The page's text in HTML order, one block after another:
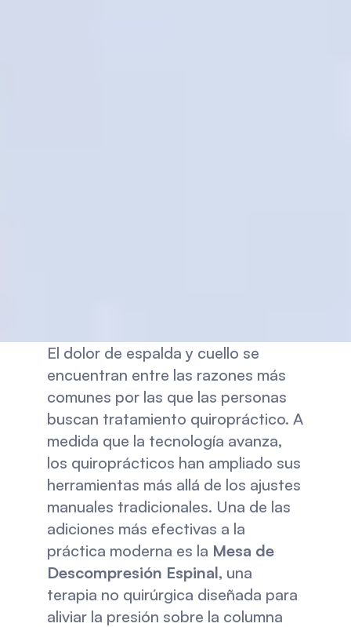
El dolor de espalda y cuello se
encuentran entre las razones más
comunes por las que las personas
buscan tratamiento quiropráctico. A
medida que la tecnología avanza,
los quiroprácticos han ampliado sus
herramientas más allá de los ajustes
manuales tradicionales. Una de las
adiciones más efectivas a la
práctica moderna es la Mesa de
Descompresión Espinal, una
terapia no quirúrgica diseñada para
aliviar la presión sobre la columna